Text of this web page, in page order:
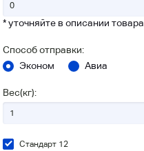
* уточняйте в описании товара
Способ отправки:
Эконом
Авиа
Вес(кг):
Стандарт 12